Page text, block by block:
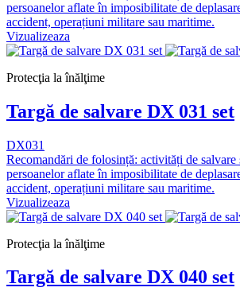
persoanelor aflate în imposibilitate de
accident, operațiuni militare sau maritime.
Vizualizeaza
Protecţia la înălţime
Targă de salvare DX 031 set
DX031
Recomandări de folosință: activități de salvare
persoanelor aflate în imposibilitate de
accident, operațiuni militare sau maritime.
Vizualizeaza
Protecţia la înălţime
Targă de salvare DX 040 set